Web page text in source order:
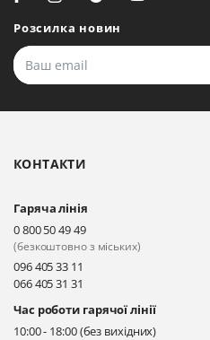
Розсилка новин
КОНТАКТИ
Гаряча лінія
0 800 50 49 49
(безкоштовно з міських)
096 405 33 11
066 405 31 31
Час роботи гарячої лінії
10:00 - 18:00 (без вихідних)